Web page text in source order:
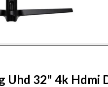
Uhd 32" 4k Hdmi